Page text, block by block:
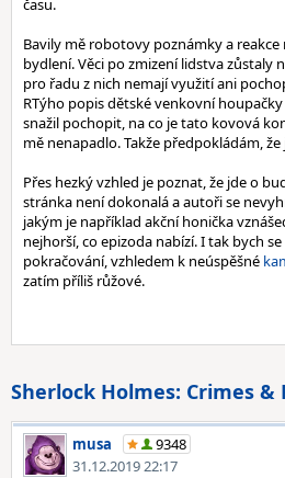
času.
Bavily mě robotovy poznámky a
bydlení. Věci po zmizení lidstva zůstaly
pro řadu z nich nemají využití ani
RTýho popis dětské venkovní
snažil pochopit, na co je tato kovová
mě nenapadlo. Takže předpokládám,
Přes hezký vzhled je poznat, že jde o
stránka není dokonalá a autoři se
jakým je například akční honička
nejhorší, co epizoda nabízí. I tak bych
pokračování, vzhledem k neúspěšné
zatím příliš růžové.
Sherlock Holmes: Crimes
musa
9348
31.12.2019 22:17